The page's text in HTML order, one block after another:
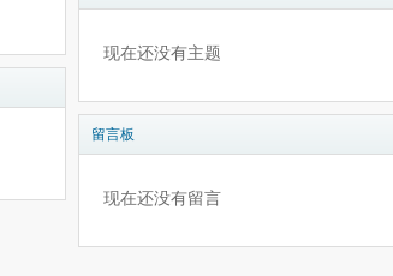
现在还没有主题
留言板
现在还没有留言